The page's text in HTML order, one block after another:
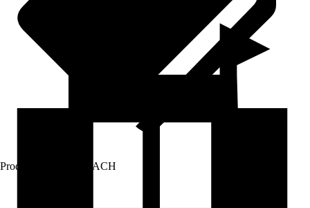
Prodej přes: HORNBACH